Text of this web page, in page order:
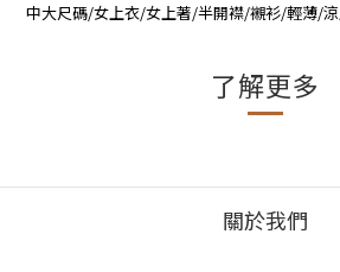
中大尺碼/女上衣/女上著/半開襟/襯衫/輕薄/
了解更多
關於我們